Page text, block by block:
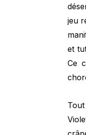
jeu
et
Ce